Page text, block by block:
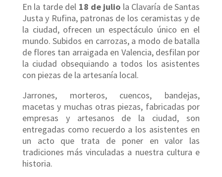
En la tarde del 18 de julio la Clavaría de Santas
Justa y Rufina, patronas de los ceramistas y de
la ciudad, ofrecen un espectáculo único en el
mundo. Subidos en carrozas, a modo de batalla
de flores tan arraigada en Valencia, desfilan por
la ciudad obsequiando a todos los asistentes
con piezas de la artesanía local.
Jarrones, morteros, cuencos, bandejas,
macetas y muchas otras piezas, fabricadas por
empresas y artesanos de la ciudad, son
entregadas como recuerdo a los asistentes en
un acto que trata de poner en valor las
tradiciones más vinculadas a nuestra cultura e
historia.